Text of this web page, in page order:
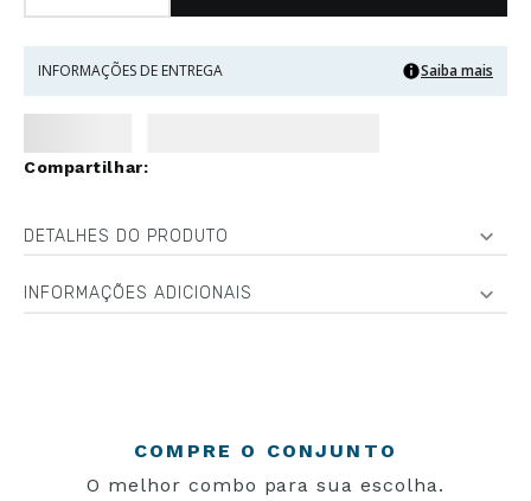
INFORMAÇÕES DE ENTREGA Saiba mais
DETALHES DO PRODUTO
INFORMAÇÕES ADICIONAIS
COMPRE O CONJUNTO
O melhor combo para sua escolha.